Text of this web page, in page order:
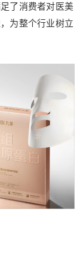
了消费者对医美
为整个行业树立